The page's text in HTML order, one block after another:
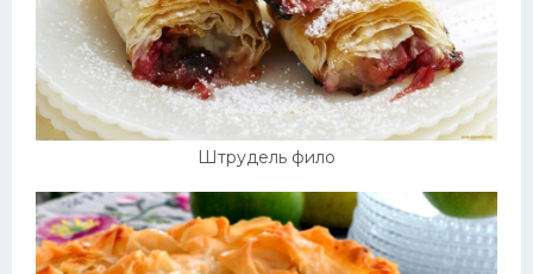
Штрудель фило
Категориикартинок
Супы
Мясные блюда
Салат
Выпечка